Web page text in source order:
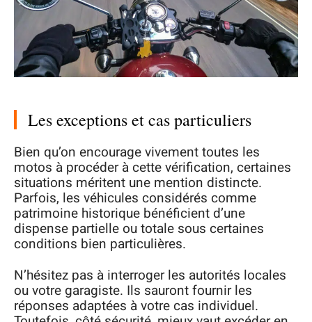
Les exceptions et cas particuliers
Bien qu’on encourage vivement toutes les
motos à procéder à cette vérification, certaines
situations méritent une mention distincte.
Parfois, les véhicules considérés comme
patrimoine historique bénéficient d’une
dispense partielle ou totale sous certaines
conditions bien particulières.
N’hésitez pas à interroger les autorités locales
ou votre garagiste. Ils sauront fournir les
réponses adaptées à votre cas individuel.